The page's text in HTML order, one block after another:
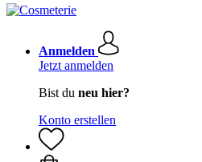
Anmelden
Jetzt anmelden
Bist du neu hier?
Konto erstellen